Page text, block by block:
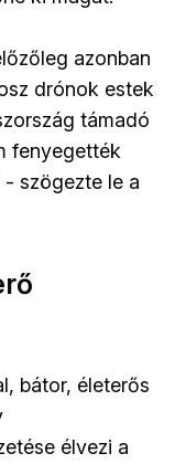
azonban
drónok estek
támadó
fenyegették
szögezte le a
bátor, életerős
élvezi a